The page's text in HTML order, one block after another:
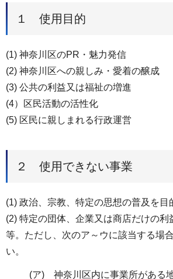
１ 使用目的
(1) 神奈川区のPR・魅力発信
(2) 神奈川区への親しみ・愛着の醸成
(3) 公共の利益又は福祉の増進
(4）区民活動の活性化
(5) 区民に親しまれる行政運営
２ 使用できない事業
(1) 政治、宗教、特定の思想の普及を目
(2) 特定の団体、企業又は商店だけの利
等。ただし、次のア～ウに該当する場
い。
(ア) 神奈川区内に事業所がある